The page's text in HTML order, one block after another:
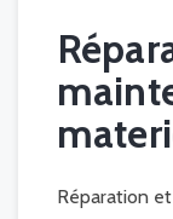
Réparation